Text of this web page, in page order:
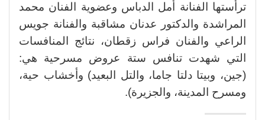
ترأستها الفنانة أمل الدباس وعضوية الفنان محمد
المراشدة والدكتور عدنان مشاقبة والفنانة جويس
الراعي والفنان فراس زقطان، نتائج المنافسات
التي شهدت تنافس ستة عروض مسرحية هي:
(جين، وبيتا دلتا جاما، والتل البعيد) وأخشاب حية،
ومسرح المدينة، والجزيرة).